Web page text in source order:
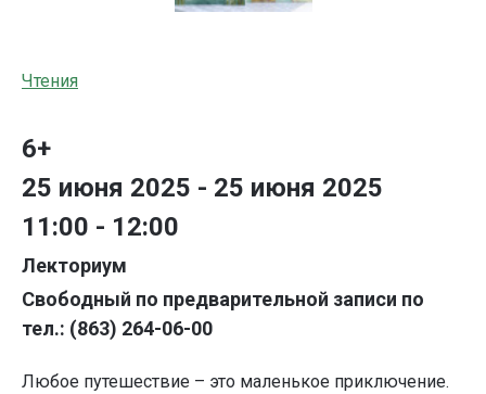
Чтения
6+
25 июня 2025 - 25 июня 2025
11:00 - 12:00
Лекториум
Свободный по предварительной записи по
тел.: (863) 264-06-00
Любое путешествие – это маленькое приключение.